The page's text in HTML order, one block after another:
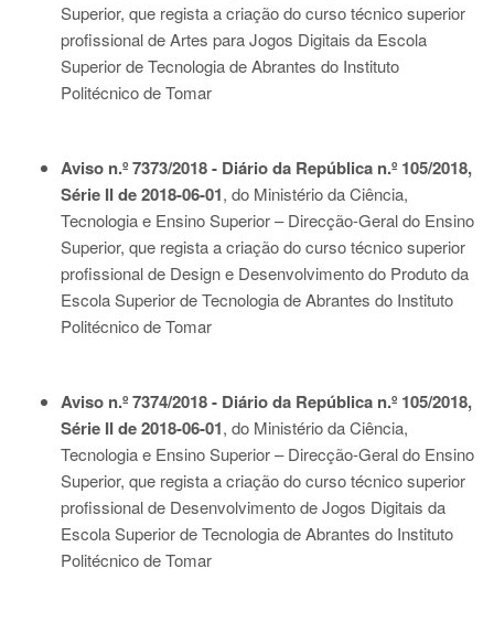
Superior, que regista a criação do curso técnico superior
profissional de Artes para Jogos Digitais da Escola
Superior de Tecnologia de Abrantes do Instituto
Politécnico de Tomar
Aviso n.º 7373/2018 - Diário da República n.º 105/2018,
Série II de 2018-06-01, do Ministério da Ciência,
Tecnologia e Ensino Superior – Direcção-Geral do Ensino
Superior, que regista a criação do curso técnico superior
profissional de Design e Desenvolvimento do Produto da
Escola Superior de Tecnologia de Abrantes do Instituto
Politécnico de Tomar
Aviso n.º 7374/2018 - Diário da República n.º 105/2018,
Série II de 2018-06-01, do Ministério da Ciência,
Tecnologia e Ensino Superior – Direcção-Geral do Ensino
Superior, que regista a criação do curso técnico superior
profissional de Desenvolvimento de Jogos Digitais da
Escola Superior de Tecnologia de Abrantes do Instituto
Politécnico de Tomar